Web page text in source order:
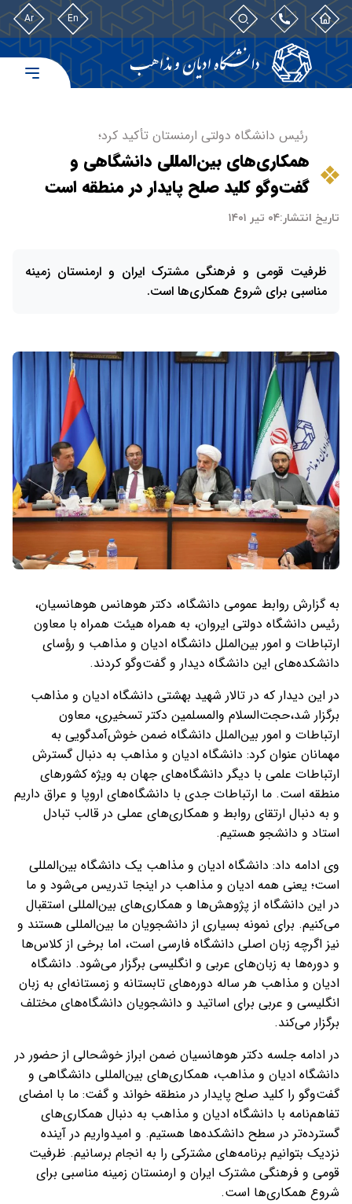
En
Ar
رئیس دانشگاه دولتی ارمنستان تأکید کرد؛
همکاری‌های بین‌المللی دانشگاهی و
گفت‌وگو کلید صلح پایدار در منطقه است
تاریخ انتشار:۰۴ تیر ۱۴۰۱
ظرفیت قومی و فرهنگی مشترک ایران و ارمنستان زمینه‌
مناسبی برای شروع همکاری‌ها است.
به گزارش روابط عمومی دانشگاه، دکتر هوهانس هوهانسیان،
رئیس دانشگاه دولتی ایروان، به همراه هیئت همراه با معاون
ارتباطات و امور بین‌الملل دانشگاه ادیان و مذاهب و رؤسای
دانشکده‌های این دانشگاه دیدار و گفت‌وگو کردند.
در این دیدار که در تالار شهید بهشتی دانشگاه ادیان و مذاهب
برگزار شد،حجت‌السلام والمسلمین دکتر تسخیری، معاون
ارتباطات و امور بین‌الملل دانشگاه ضمن خوش‌آمدگویی به
مهمانان عنوان کرد: دانشگاه ادیان و مذاهب به دنبال گسترش
ارتباطات علمی با دیگر دانشگاه‌های جهان به ویژه کشورهای
منطقه است. ما ارتباطات جدی با دانشگاه‌های اروپا و عراق داریم
و به دنبال ارتقای روابط و همکاری‌های عملی در قالب تبادل
استاد و دانشجو هستیم.
وی ادامه داد: دانشگاه ادیان و مذاهب یک دانشگاه بین‌المللی
است؛ یعنی همه ادیان و مذاهب در اینجا تدریس می‌شود و ما
در این دانشگاه از پژوهش‌ها و همکاری‌های بین‌المللی استقبال
می‌کنیم. برای نمونه بسیاری از دانشجویان ما بین‌المللی هستند و
نیز اگرچه زبان اصلی دانشگاه فارسی است، اما برخی از کلاس‌ها
و دوره‌ها به زبان‌های عربی و انگلیسی برگزار می‌شود. دانشگاه
ادیان و مذاهب هر ساله‌ دوره‌های تابستانه و زمستانه‌ای به زبان
انگلیسی و عربی برای اساتید و دانشجویان دانشگاه‌های مختلف
برگزار می‌کند.
در ادامه جلسه دکتر هوهانسیان ضمن ابراز خوشحالی از حضور در
دانشگاه ادیان و مذاهب، همکاری‌های بین‌المللی دانشگاهی و
گفت‌وگو را کلید صلح پایدار در منطقه خواند و گفت: ما با امضای
تفاهم‌نامه با دانشگاه ادیان و مذاهب به دنبال همکاری‌های
گسترده‌تر در سطح دانشکده‌ها هستیم. و امیدواریم در آینده
نزدیک بتوانیم برنامه‌های مشترکی را به انجام برسانیم. ظرفیت
قومی و فرهنگی مشترک ایران و ارمنستان زمینه‌ مناسبی برای
شروع همکاری‌ها است.